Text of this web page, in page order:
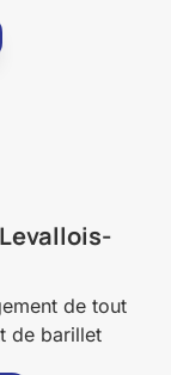
de tout
de barillet